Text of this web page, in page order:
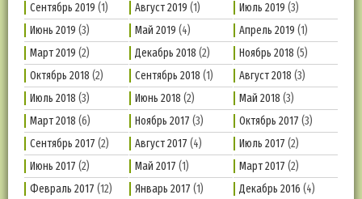
Сентябрь 2019 (1) Август 2019 (1) Июль 2019 (3)
Июнь 2019 (3) Май 2019 (4) Апрель 2019 (1)
Март 2019 (2) Декабрь 2018 (2) Ноябрь 2018 (5)
Октябрь 2018 (2) Сентябрь 2018 (1) Август 2018 (3)
Июль 2018 (3) Июнь 2018 (2) Май 2018 (3)
Март 2018 (6) Ноябрь 2017 (3) Октябрь 2017 (3)
Сентябрь 2017 (2) Август 2017 (4) Июль 2017 (2)
Июнь 2017 (2) Май 2017 (1) Март 2017 (2)
Февраль 2017 (12) Январь 2017 (1) Декабрь 2016 (4)